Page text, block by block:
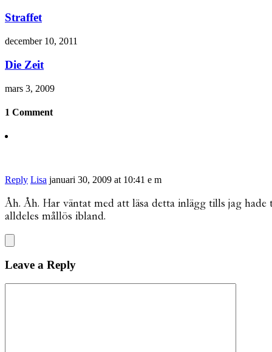
Straffet
december 10, 2011
Die Zeit
mars 3, 2009
1 Comment
Reply Lisa januari 30, 2009 at 10:41 e m
Åh. Åh. Har väntat med att läsa detta inlägg tills jag
alldeles mållös ibland.
Leave a Reply